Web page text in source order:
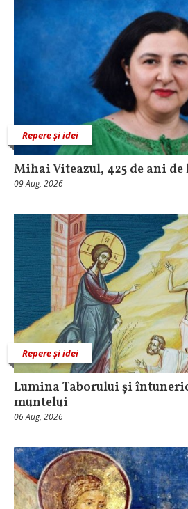
Repere și idei
Mihai Viteazul, 425 de ani
09 Aug, 2026
Repere și idei
Lumina Taborului și
muntelui
06 Aug, 2026